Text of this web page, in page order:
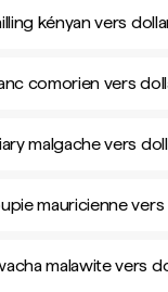
kényan vers
comorien vers
malgache vers
mauricienne
malawite vers